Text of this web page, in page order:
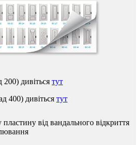
200) дивіться тут
400) дивіться тут
пластину від вандального відкриття